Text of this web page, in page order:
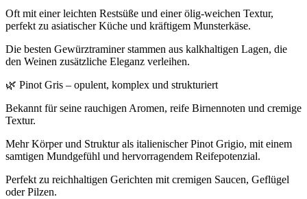
Oft mit einer leichten Restsüße und einer ölig-weichen Textur,
perfekt zu asiatischer Küche und kräftigem Munsterkäse.
Die besten Gewürztraminer stammen aus kalkhaltigen Lagen, die
den Weinen zusätzliche Eleganz verleihen.
🌿 Pinot Gris – opulent, komplex und strukturiert
Bekannt für seine rauchigen Aromen, reife Birnennoten und cremige
Textur.
Mehr Körper und Struktur als italienischer Pinot Grigio, mit einem
samtigen Mundgefühl und hervorragendem Reifepotenzial.
Perfekt zu reichhaltigen Gerichten mit cremigen Saucen, Geflügel
oder Pilzen.